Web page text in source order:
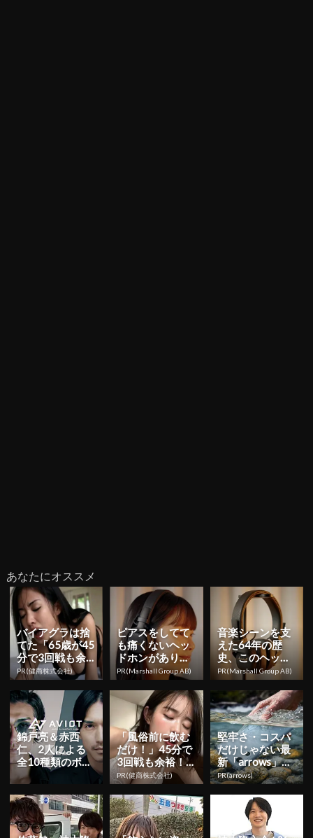
あなたにオススメ
バイアグラは捨
てた「65歳が45
分で3回戦も余
裕」1日31円で
朝まで絶好調！
PR(健商株式会社)
ピアスをしてて
も痛くないヘッ
ドホンがありま
した
PR(Marshall Group AB)
音楽シーンを支
えた64年の歴
史、このヘッド
ホンで感じてみ
て
PR(Marshall Group AB)
錦戸亮＆赤西
仁、2人による
全10種類のボイ
ス収録「N/A」
コラボイヤホン
発売&W...
「風俗前に飲む
だけ！」45分で
3回戦も余裕！9
80円で朝まで絶
好調
PR(健商株式会社)
堅牢さ・コスパ
だけじゃない最
新「arrows」事
情
PR(arrows)